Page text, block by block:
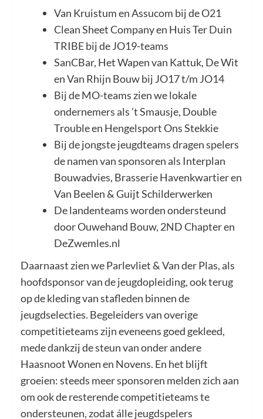
Van Kruistum en Assucom bij de O21
Clean Sheet Company en Huis Ter Duin
TRIBE bij de JO19-teams
SanCBar, Het Wapen van Kattuk, De Wit
en Van Rhijn Bouw bij JO17 t/m JO14
Bij de MO-teams zien we lokale
ondernemers als ’t Smausje, Double
Trouble en Hengelsport Ons Stekkie
Bij de jongste jeugdteams dragen spelers
de namen van sponsoren als Interplan
Bouwadvies, Brasserie Havenkwartier en
Van Beelen & Guijt Schilderwerken
De landenteams worden ondersteund
door Ouwehand Bouw, 2ND Chapter en
DeZwemles.nl
Daarnaast zien we Parlevliet & Van der Plas, als
hoofdsponsor van de jeugdopleiding, ook terug
op de kleding van stafleden binnen de
jeugdselecties. Begeleiders van overige
competitieteams zijn eveneens goed gekleed,
mede dankzij de steun van onder andere
Haasnoot Wonen en Novens. En het blijft
groeien: steeds meer sponsoren melden zich aan
om ook de resterende competitieteams te
ondersteunen, zodat álle jeugdspelers